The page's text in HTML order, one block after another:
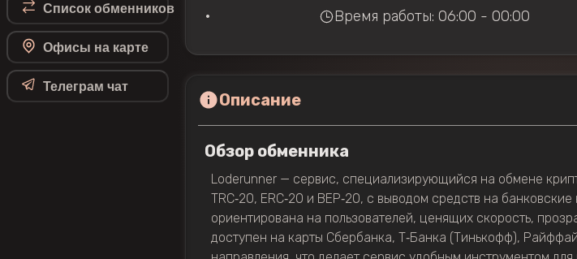
Список обменников
Офисы на карте
Телеграм чат
• Время работы: 06:00 - 00:00
Описание
Обзор обменника
Loderunner — сервис, специализирующийся на обмене
TRC‑20, ERC‑20 и BEP‑20, с выводом средств на
ориентирована на пользователей, ценящих скорость,
доступен на карты Сбербанка, Т‑Банка (Тинькофф),